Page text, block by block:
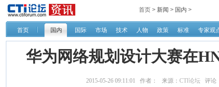
|鼎信通达新一代语音网关DAG1000-4S
首页 > 新闻 > 国内 >
首页 国内 国际 市场 技术 人物 政策 标准 专家观
华为网络规划设计大赛在
2015-05-26 09:11:01 作者： 来源： CTI论坛 评论